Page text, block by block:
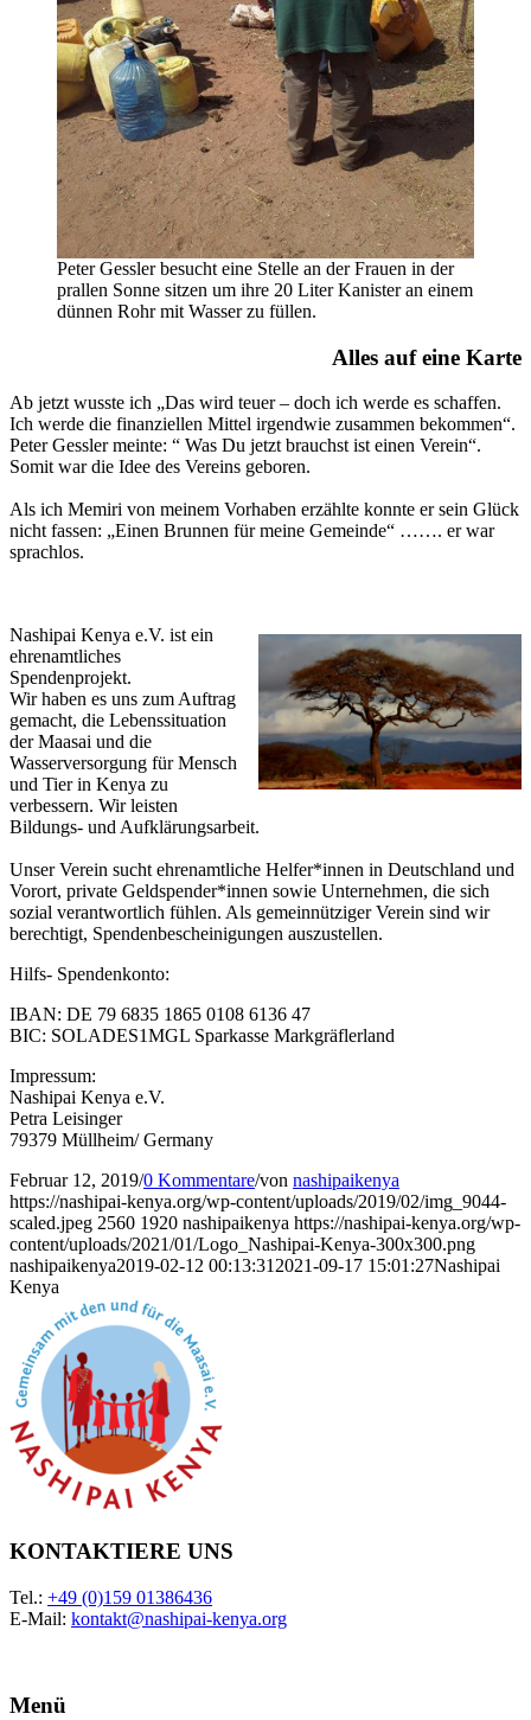
Peter Gessler besucht eine Stelle an der Frauen in der
prallen Sonne sitzen um ihre 20 Liter Kanister an einem
dünnen Rohr mit Wasser zu füllen.
Alles auf eine Karte
Ab jetzt wusste ich „Das wird teuer – doch ich werde es schaffen.
Ich werde die finanziellen Mittel irgendwie zusammen bekommen“.
Peter Gessler meinte: “ Was Du jetzt brauchst ist einen Verein“.
Somit war die Idee des Vereins geboren.
Als ich Memiri von meinem Vorhaben erzählte konnte er sein Glück
nicht fassen: „Einen Brunnen für meine Gemeinde“ ……. er war
sprachlos.
Nashipai Kenya e.V. ist ein
ehrenamtliches
Spendenprojekt.
Wir haben es uns zum Auftrag
gemacht, die Lebenssituation
der Maasai und die
Wasserversorgung für Mensch
und Tier in Kenya zu
verbessern. Wir leisten
Bildungs- und Aufklärungsarbeit.
Unser Verein sucht ehrenamtliche Helfer*innen in Deutschland und
Vorort, private Geldspender*innen sowie Unternehmen, die sich
sozial verantwortlich fühlen. Als gemeinnütziger Verein sind wir
berechtigt, Spendenbescheinigungen auszustellen.
Hilfs- Spendenkonto:
IBAN: DE 79 6835 1865 0108 6136 47
BIC: SOLADES1MGL Sparkasse Markgräflerland
Impressum:
Nashipai Kenya e.V.
Petra Leisinger
79379 Müllheim/ Germany
Februar 12, 2019/0 Kommentare/von nashipaikenya
https://nashipai-kenya.org/wp-content/uploads/2019/02/img_9044-
scaled.jpeg 2560 1920 nashipaikenya https://nashipai-kenya.org/wp-
content/uploads/2021/01/Logo_Nashipai-Kenya-300x300.png
nashipaikenya2019-02-12 00:13:312021-09-17 15:01:27Nashipai
Kenya
KONTAKTIERE UNS
Tel.: +49 (0)159 01386436
E-Mail: kontakt@nashipai-kenya.org
Menü